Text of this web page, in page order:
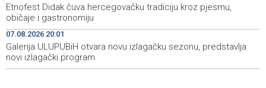
13:02
Na magistralnoj cesti Stolac-Neum, kod mjesta Udora,
naizmjenično propuštanje vozila, jednom trakom
12:59
Više od 500 učesnika na Drinskoj regati od Modrana do
Goražda
Etnofest Didak čuva hercegovačku tradiciju kroz pjesmu,
običaje i gastronomiju
07.08.2026 20:01
Galerija ULUPUBiH otvara novu izlagačku sezonu, predstavlja
novi izlagački program